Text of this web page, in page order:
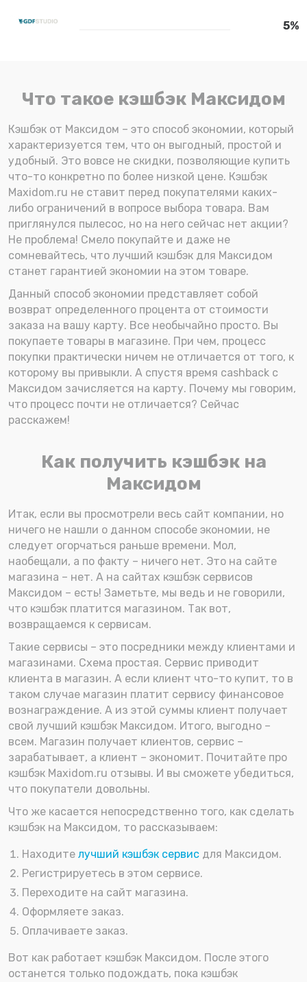
5%
Что такое кэшбэк Максидом
Кэшбэк от Максидом – это способ экономии, который
характеризуется тем, что он выгодный, простой и
удобный. Это вовсе не скидки, позволяющие купить
что-то конкретно по более низкой цене. Кэшбэк
Maxidom.ru не ставит перед покупателями каких-
либо ограничений в вопросе выбора товара. Вам
приглянулся пылесос, но на него сейчас нет акции?
Не проблема! Смело покупайте и даже не
сомневайтесь, что лучший кэшбэк для Максидом
станет гарантией экономии на этом товаре.
Данный способ экономии представляет собой
возврат определенного процента от стоимости
заказа на вашу карту. Все необычайно просто. Вы
покупаете товары в магазине. При чем, процесс
покупки практически ничем не отличается от того, к
которому вы привыкли. А спустя время cashback с
Максидом зачисляется на карту. Почему мы говорим,
что процесс почти не отличается? Сейчас
расскажем!
Как получить кэшбэк на
Максидом
Итак, если вы просмотрели весь сайт компании, но
ничего не нашли о данном способе экономии, не
следует огорчаться раньше времени. Мол,
наобещали, а по факту – ничего нет. Это на сайте
магазина – нет. А на сайтах кэшбэк сервисов
Максидом – есть! Заметьте, мы ведь и не говорили,
что кэшбэк платится магазином. Так вот,
возвращаемся к сервисам.
Такие сервисы – это посредники между клиентами и
магазинами. Схема простая. Сервис приводит
клиента в магазин. А если клиент что-то купит, то в
таком случае магазин платит сервису финансовое
вознаграждение. А из этой суммы клиент получает
свой лучший кэшбэк Максидом. Итого, выгодно –
всем. Магазин получает клиентов, сервис –
зарабатывает, а клиент – экономит. Почитайте про
кэшбэк Maxidom.ru отзывы. И вы сможете убедиться,
что покупатели довольны.
Что же касается непосредственно того, как сделать
кэшбэк на Максидом, то рассказываем:
Находите лучший кэшбэк сервис для Максидом.
Регистрируетесь в этом сервисе.
Переходите на сайт магазина.
Оформляете заказ.
Оплачиваете заказ.
Вот как работает кэшбэк Максидом. После этого
останется только подождать, пока кэшбэк